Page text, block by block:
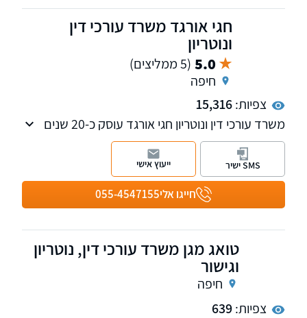
חגי אורגד משרד עורכי דין
ונוטריון
5.0 (5 ממליצים)
חיפה
צפיות:15,316
משרד עורכי דין ונוטריון חגי אורגד עוסק כ-20 שנים
בתחומים הבאים: לשון הרע, דיני ירושה, צוואות,
התנגדויות לצוואות, משפט מסחרי ואזרחי ונדל"ן.
חייגו אלי055-4547155
SMS ישיר ייעוץ אישי
טואג מגן משרד עורכי דין, נוטריון
וגישור
חיפה
צפיות:639